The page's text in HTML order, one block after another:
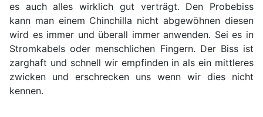
es auch alles wirklich gut verträgt. Den Probebiss
kann man einem Chinchilla nicht abgewöhnen diesen
wird es immer und überall immer anwenden. Sei es in
Stromkabels oder menschlichen Fingern. Der Biss ist
zarghaft und schnell wir empfinden in als ein mittleres
zwicken und erschrecken uns wenn wir dies nicht
kennen.